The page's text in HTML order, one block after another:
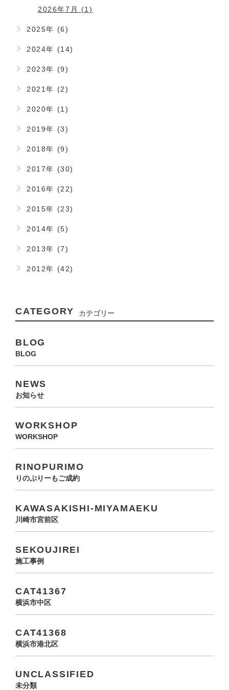
2026年7月 (1)
2025年 (6)
2024年 (14)
2023年 (9)
2021年 (2)
2020年 (1)
2019年 (3)
2018年 (9)
2017年 (30)
2016年 (22)
2015年 (23)
2014年 (5)
2013年 (7)
2012年 (42)
CATEGORY カテゴリー
BLOG
BLOG
NEWS
お知らせ
WORKSHOP
WORKSHOP
RINOPURIMO
りのぷりーもご成約
KAWASAKISHI-MIYAMAEKU
川崎市宮前区
SEKOUJIREI
施工事例
CAT41367
横浜市中区
CAT41368
横浜市港北区
UNCLASSIFIED
未分類